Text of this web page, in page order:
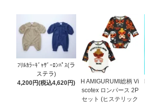
ﾌﾘﾙｶﾗｰｷﾞｬｻﾞｰﾛﾝﾊﾟｽ(ラ
ステラ)
4,200円(税込4,620円)
H AMIGURUMI総柄 Vi
scotex ロンパース 2P
セット (ヒステリック